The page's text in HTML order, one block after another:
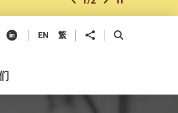
开始/暂停幻灯
抖音领英 EN 繁 分享到 开启搜寻框